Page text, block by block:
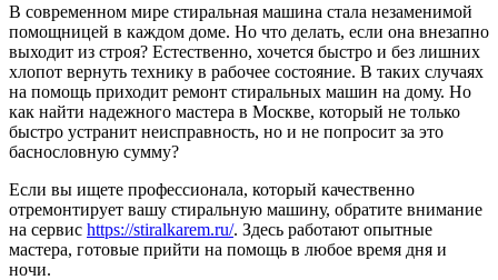
В современном мире стиральная машина стала незаменимой
помощницей в каждом доме. Но что делать, если она внезапно
выходит из строя? Естественно, хочется быстро и без лишних
хлопот вернуть технику в рабочее состояние. В таких случаях
на помощь приходит ремонт стиральных машин на дому. Но
как найти надежного мастера в Москве, который не только
быстро устранит неисправность, но и не попросит за это
баснословную сумму?
Если вы ищете профессионала, который качественно
отремонтирует вашу стиральную машину, обратите внимание
на сервис https://stiralkarem.ru/. Здесь работают опытные
мастера, готовые прийти на помощь в любое время дня и
ночи.